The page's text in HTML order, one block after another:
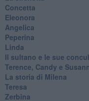
Concetta
Eleonora
Angelica
Peperina
Linda
Il sultano e le sue
Terence, Candy e
La storia di Milena
Teresa
Zerbina